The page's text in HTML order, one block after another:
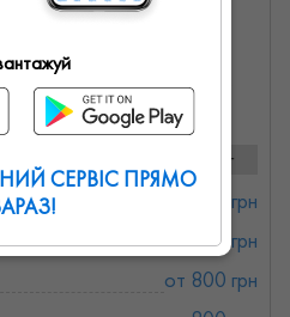
(37.935811942061 лет,
23 послуг
от 800 грн
от 400 грн
от 800 грн
СЕРВІС ПРЯМО